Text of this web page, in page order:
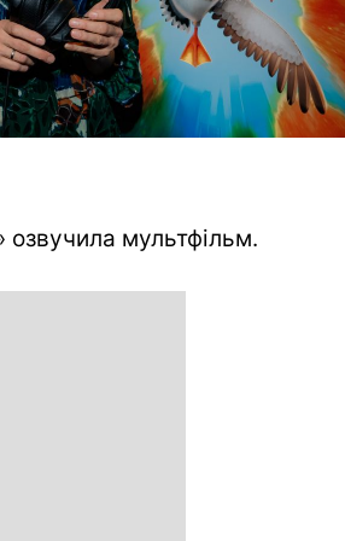
озвучила мультфільм.